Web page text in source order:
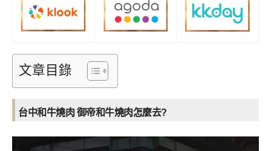
文章目錄
台中和牛燒肉 御帝和牛燒肉怎麼去?